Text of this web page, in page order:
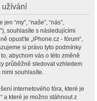
užívání
“my”, “naše”, “nás”,
souhlasíte s následujícími
opusťte „iPhone.cz - fórum“,
si právo tyto podmínky
abychom vás o této změně
průběžně sledovat vzhledem
nimi souhlasíte.
internetového fóra, které je
“ a které je možno stáhnout z